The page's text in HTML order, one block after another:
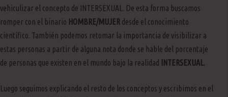
vehiculizar el concepto de INTERSEXUAL. De esta forma buscamos
romper con el binario HOMBRE/MUJER desde el conocimiento
científico. También podemos retomar la importancia de visibilizar a
estas personas a partir de alguna nota donde se hable del porcentaje
de personas que existen en el mundo bajo la realidad
INTERSEXUAL.
Luego seguimos explicando el resto de los conceptos y escribimos en el